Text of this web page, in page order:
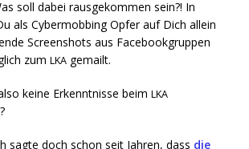
soll dabei raus­ge­kom­men sein?! In
als Cyber­mob­bing Opfer auf Dich allein
Screen­shots aus Face­book­grup­pen
zum LKA gemailt.
kei­ne Erkennt­nis­se beim LKA
sag­te doch schon seit Jah­ren, dass die